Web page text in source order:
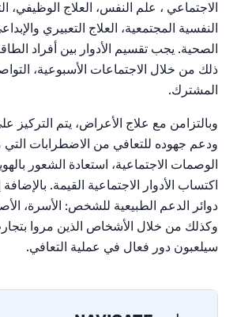
الاجتماعي ، علم النفس، العلاج الوظيفي،
النفسية المجتمعية، العلاج التعبيري
الصحية. يجب تقسيم الأدوار بين أفراد
ذلك من خلال الاجتماعات الأسبوعية،
المشترك.
وبالتزامن مع علاج الأعراض، يتم
ودعم جهوده للتعافي من الاضطرابات التي
الوصمات الاجتماعية، استعادة الشعور
اكتساب الأدوار الاجتماعية القيمة.
دوائر الدعم الطبيعية للشخص: الأسرة،
وكذلك من خلال الأشخاص الذين مروا
سيلعبون دور فعال في عملية التعافي.